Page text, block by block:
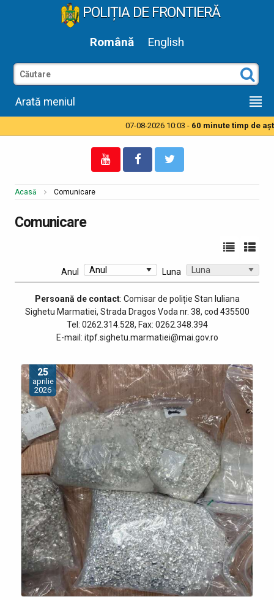
POLIȚIA DE FRONTIERĂ
Română English
Arată meniul
07-08-2026 10:03 -60 minute timp de aşteptare
Acasă Comunicare
Comunicare
Luna
Anul
Persoană de contact: Comisar de poliție Stan Iuliana
Sighetu Marmatiei, Strada Dragos Voda nr. 38, cod 435500
Tel: 0262.314.528, Fax: 0262.348.394
E-mail: itpf.sighetu.marmatiei@mai.gov.ro
25
aprilie
2026